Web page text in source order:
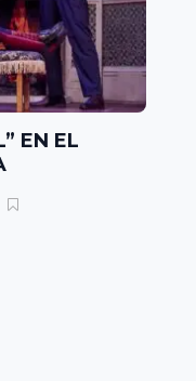
EN EL